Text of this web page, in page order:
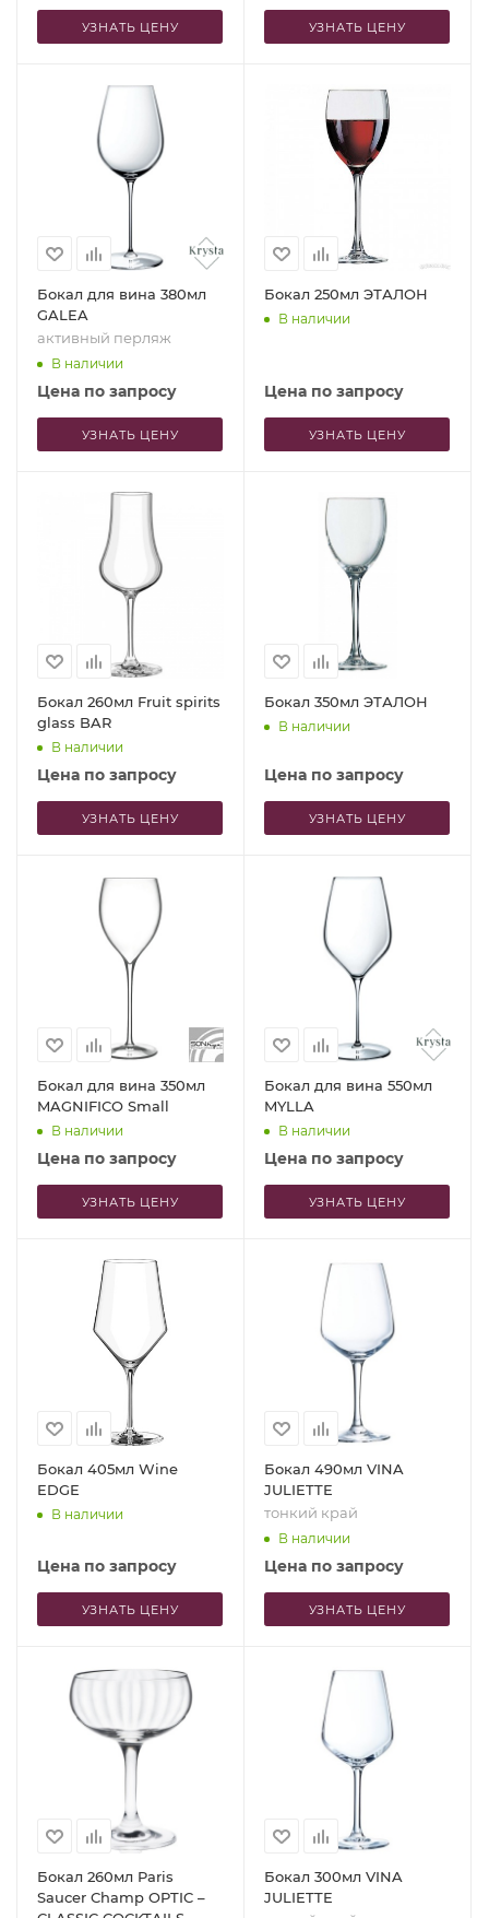
УЗНАТЬ ЦЕНУ УЗНАТЬ ЦЕНУ
Бокал для вина 380мл
GALEA
активный перляж
В наличии
Цена по запросу
УЗНАТЬ ЦЕНУ
Бокал 250мл ЭТАЛОН
В наличии
Цена по запросу
УЗНАТЬ ЦЕНУ
Бокал 260мл Fruit spirits
glass BAR
В наличии
Цена по запросу
УЗНАТЬ ЦЕНУ
Бокал 350мл ЭТАЛОН
В наличии
Цена по запросу
УЗНАТЬ ЦЕНУ
Бокал для вина 350мл
MAGNIFICO Small
В наличии
Цена по запросу
УЗНАТЬ ЦЕНУ
Бокал для вина 550мл
MYLLA
В наличии
Цена по запросу
УЗНАТЬ ЦЕНУ
Бокал 405мл Wine
EDGE
В наличии
Цена по запросу
УЗНАТЬ ЦЕНУ
Бокал 490мл VINA
JULIETTE
тонкий край
В наличии
Цена по запросу
УЗНАТЬ ЦЕНУ
Бокал 260мл Paris
Saucer Champ OPTIC –
Бокал 300мл VINA
JULIETTE